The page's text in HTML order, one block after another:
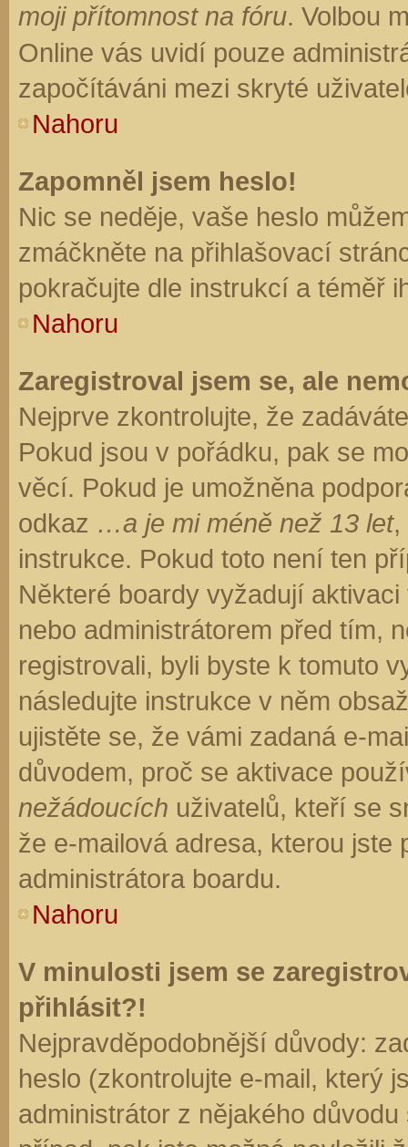
moji přítomnost na fóru. Volbou
Online vás uvidí pouze
započítáváni mezi skryté
Nahoru
Zapomněl jsem heslo!
Nic se neděje, vaše heslo
zmáčkněte na přihlašovací
pokračujte dle instrukcí a téměř
Nahoru
Zaregistroval jsem se, ale
Nejprve zkontrolujte, že
Pokud jsou v pořádku, pak se
věcí. Pokud je umožněna
odkaz …a je mi méně než 13 let,
instrukce. Pokud toto není ten
Některé boardy vyžadují
nebo administrátorem před tím,
registrovali, byli byste k tomuto
následujte instrukce v něm
ujistěte se, že vámi zadaná e-
důvodem, proč se aktivace
nežádoucích uživatelů, kteří se
že e-mailová adresa, kterou jste
administrátora boardu.
Nahoru
V minulosti jsem se
přihlásit?!
Nejpravděpodobnější důvody:
heslo (zkontrolujte e-mail, který
administrátor z nějakého